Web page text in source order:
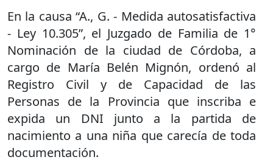
En la causa “A., G. - Medida autosatisfactiva
- Ley 10.305”, el Juzgado de Familia de 1°
Nominación de la ciudad de Córdoba, a
cargo de María Belén Mignón, ordenó al
Registro Civil y de Capacidad de las
Personas de la Provincia que inscriba e
expida un DNI junto a la partida de
nacimiento a una niña que carecía de toda
documentación.